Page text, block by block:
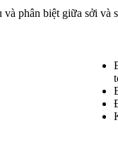
phân biệt giữa sởi và